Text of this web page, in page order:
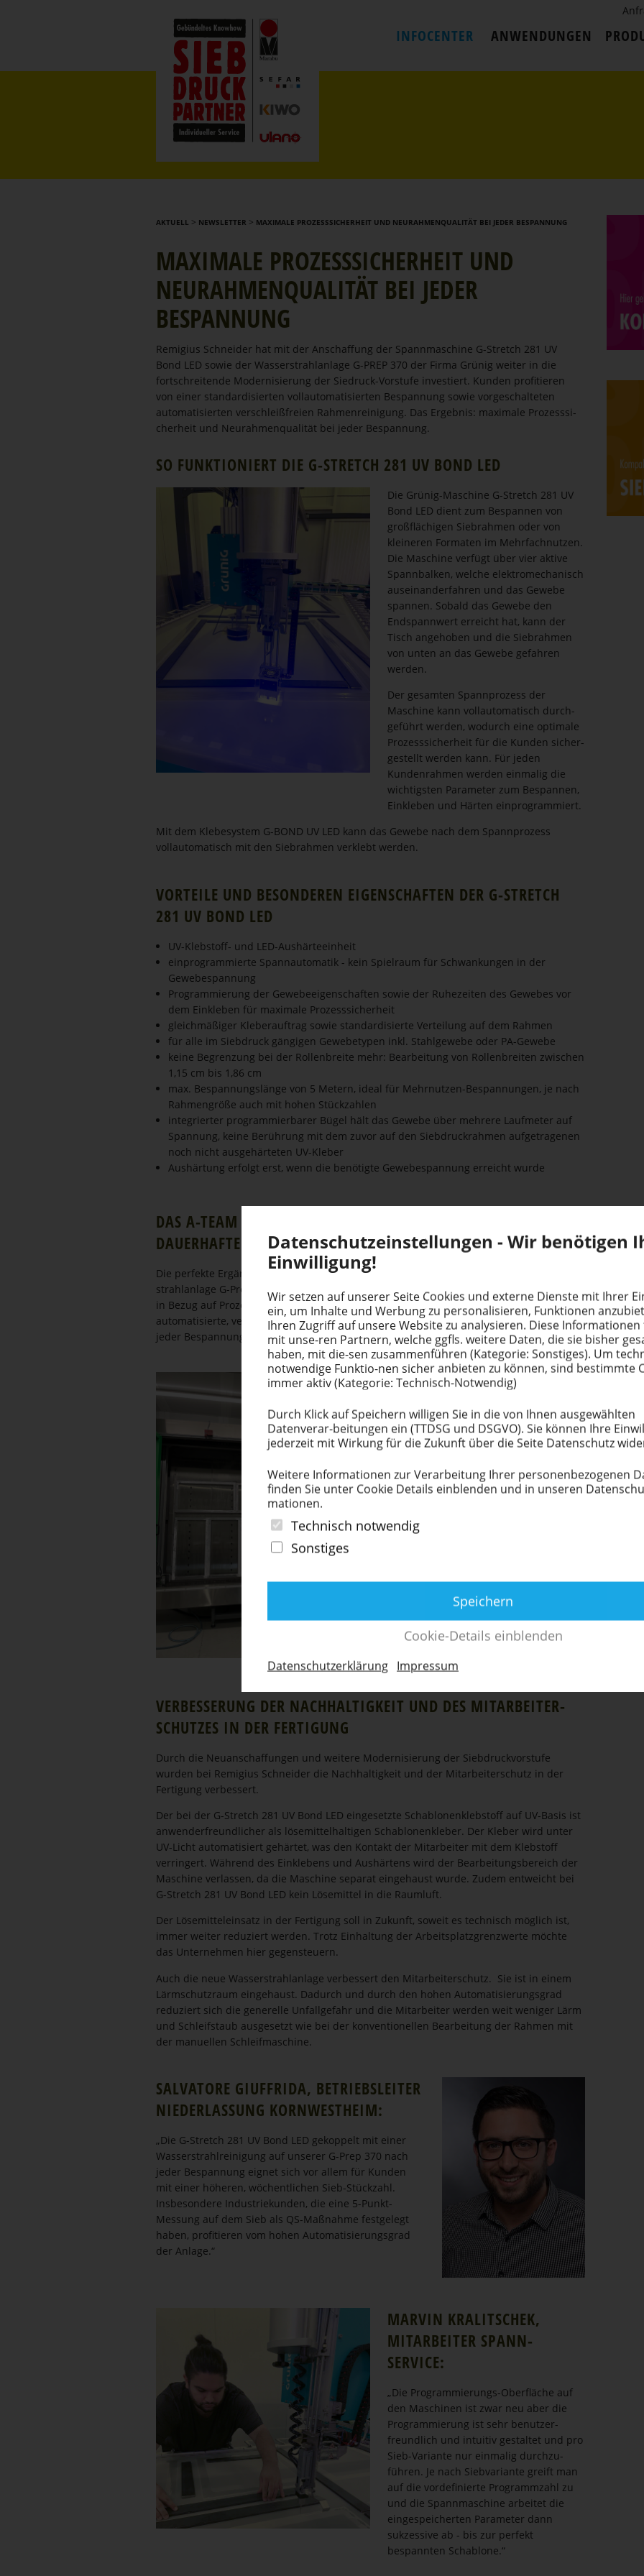
INFOCENTER ANWENDUNGEN
AKTUELL > NEWSLETTER > MAXIMALE PROZESSSICHERHEIT UND NEURAHMENQUALITÄT BEI JEDER BESPANNUNG
MAXIMALE PROZESS­SI­CHERHEIT UND
NEURAH­MEN­QUA­LITÄT BEI JEDER
BESPANNUNG
Remigius Schneider hat mit der Anschaffung der Spann­ma­schine G-Stretch 281 UV
Bond LED sowie der Wasser­strahl­anlage G-PREP 370 der Firma Grünig weiter in die
fortschrei­tende Moder­ni­sierung der Siedruck-Vorstufe investiert. Kunden profitieren
von einer standar­di­sierten vollau­to­ma­ti­sierten Bespannung sowie vorge­schal­teten
automa­ti­sierten verschleißfreien Rahmen­rei­nigung. Das Ergebnis: maximale Prozess­si­
cherheit und Neurah­men­qua­lität bei jeder Bespannung.
SO FUNKTIO­NIERT DIE G-STRETCH 281 UV BOND LED
Die Grünig-Maschine G-Stretch 281 UV
Bond LED dient zum Bespannen von
großflä­chigen Siebrahmen oder von
kleineren Formaten im Mehrfach­nutzen.
Die Maschine verfügt über vier aktive
Spannbalken, welche elektro­me­cha­nisch
ausein­an­der­fahren und das Gewebe
spannen. Sobald das Gewebe den
Endspannwert erreicht hat, kann der
Tisch angehoben und die Siebrahmen
von unten an das Gewebe gefahren
werden.
Der gesamten Spann­prozess der
Maschine kann vollau­to­ma­tisch durch­
ge­führt werden, wodurch eine optimale
Prozess­si­cherheit für die Kunden sicher­
ge­stellt werden kann. Für jeden
Kunden­rahmen werden einmalig die
wichtigsten Parameter zum Bespannen,
Einkleben und Härten einpro­gram­miert.
Mit dem Klebesystem G-BOND UV LED kann das Gewebe nach dem Spann­prozess
vollau­to­ma­tisch mit den Siebrahmen verklebt werden.
VORTEILE UND BESONDEREN EIGEN­SCHAFTEN DER G-STRETCH
281 UV BOND LED
UV-Klebstoff- und LED-Aushärteeinheit
einprogrammierte Spannautomatik - kein Spielraum für Schwankungen in der
Gewebespannung
Programmierung der Gewebeeigenschaften sowie der Ruhezeiten des Gewebes vor
dem Einkleben für maximale Prozesssicherheit
gleichmäßiger Kleberauftrag sowie standardisierte Verteilung auf dem Rahmen
für alle im Siebdruck gängigen Gewebetypen inkl. Stahlgewebe oder PA-Gewebe
keine Begrenzung bei der Rollenbreite mehr: Bearbeitung von Rollenbreiten zwischen
1,15 cm bis 1,86 cm
max. Bespannungslänge von 5 Metern, ideal für Mehrnutzen-Bespannungen, je nach
Rahmengröße auch mit hohen Stückzahlen
integrierter programmierbarer Bügel hält das Gewebe über mehrere Laufmeter auf
Spannung, keine Berührung mit dem zuvor auf den Siebdruckrahmen aufgetragenen
noch nicht ausgehärteten UV-Kleber
Aushärtung erfolgt erst, wenn die benötigte Gewebespannung erreicht wurde
DAS A-TEAM FÜR MAXIMALE PROZESS­SI­CHERHEIT UND
DAUERHAFTE NEURAH­MEN­QUA­LITÄT
Die perfekte Ergänzung zur Spann­ma­schine G-Stretch 281 UV Bond LED
strahl­anlage G-Prep 370. Die beiden Maschinen bilden ein inter­es­santes Komplett­paket
in Bezug auf Prozess­si­cherheit. Durch den gekoppelten Einsatz ist eine vorge­schaltete
automa­ti­sierte, verschleißfreie Rahmen­rei­nigung möglich, wodurch die Kunden mit
jeder Bespannung Neurah­men­qua­lität erhalten können.
Einmal neu gekaufte Siebdruck­rahmen
das bisher übliche Schleif­ver­fahren auf
die Klebe­ober­fläche beschädigt – das
Ergebnis: eine 100% standar­di­sierte und
Bei einer Bearbeitung mit der Schleif­
Stabilität des Aluminium-Rahmens
wird nur der Schablo­nen­kleber entfernt
und der Rahmen behält die Stabilität.
Das sorgt für eine durchgängig gleich­
mäßige Siebs­pannung auf dem
bespannten Rahmen sowie dauerhafte
Neurah­men­qua­lität.
VERBES­SERUNG DER NACHHAL­TIGKEIT UND DES MITAR­BEI­TER­
SCHUTZES IN DER FERTIGUNG
Durch die Neuan­schaf­fungen und weitere Moder­ni­sierung der Siebdruck­vor­stufe
wurden bei Remigius Schneider die Nachhal­tigkeit und der Mitar­bei­ter­schutz in der
Fertigung verbessert.
Der bei der G-Stretch 281 UV Bond LED eingesetzte Schablo­nen­kleb­stoff auf UV-Basis ist
anwen­der­freund­licher als lösemit­tel­hal­tigen Schablo­nen­kleber. Der Kleber wird unter
UV-Licht automa­ti­siert gehärtet, was den Kontakt der Mitarbeiter mit dem Klebstoff
verringert. Während des Einklebens und Aushärtens wird der Bearbei­tungs­be­reich der
Maschine verlassen, da die Maschine separat eingehaust wurde. Zudem entweicht bei
G-Stretch 281 UV Bond LED kein Lösemittel in die Raumluft.
Der Lösemit­tel­einsatz in der Fertigung soll in Zukunft, soweit es technisch möglich ist,
immer weiter reduziert werden. Trotz Einhaltung der Arbeits­platz­grenz­werte möchte
das Unternehmen hier gegen­steuern.
Auch die neue Wasser­strahl­anlage verbessert den Mitar­bei­ter­schutz. Sie ist in einem
Lärmschutzraum eingehaust. Dadurch und durch den hohen Automa­ti­sie­rungsgrad
reduziert sich die generelle Unfall­gefahr und die Mitarbeiter werden weit weniger Lärm
und Schleifstaub ausgesetzt wie bei der konven­tio­nellen Bearbeitung der Rahmen mit
der manuellen Schleif­ma­schine.
SALVATORE GIUFFRIDA, BETRIEBS­LEITER
NIEDER­LASSUNG KORNWESTHEIM:
„Die G-Stretch 281 UV Bond LED gekoppelt mit einer
Wasser­strahl­rei­nigung auf unserer G-Prep 370 nach
jeder Bespannung eignet sich vor allem für Kunden
mit einer höheren, wöchent­lichen Sieb-Stückzahl.
Insbe­sondere Indus­trie­kunden, die eine 5-Punkt-
Messung auf dem Sieb als QS-Maßnahme festgelegt
haben, profitieren vom hohen Automa­ti­sie­rungsgrad
der Anlage.“
MARVIN KRALITSCHEK,
MITARBEITER SPANN­
SERVICE:
„Die Program­mie­rungs-Oberfläche auf
den Maschinen ist zwar neu aber die
Program­mierung ist sehr benut­zer­
freundlich und intuitiv gestaltet und pro
Sieb-Variante nur einmalig durch­zu­
führen. Je nach Siebva­riante greift man
auf die vorde­fi­nierte Programmzahl zu
und die Spann­ma­schine arbeitet die
einge­spei­cherten Parameter dann
sukzessive ab - bis zur perfekt
bespannten Schablone.“
Daten­schutz­ein­stel­lungen - Wir benötigen
Einwil­ligung!
Wir setzen auf unserer Seite Cookies und externe Dienste mit Ihrer
ein, um Inhalte und Werbung zu perso­na­li­sieren, Funktionen
Ihren Zugriff auf unsere Website zu analysieren. Diese
mit unse-ren Partnern, welche ggfls. weitere Daten, die sie bisher
haben, mit die-sen zusam­men­führen (Kategorie: Sonstiges). Um
notwendige Funktio-nen sicher anbieten zu können, sind bestimmte
immer aktiv (Kategorie: Technisch-Notwendig)
Durch Klick auf Speichern willigen Sie in die von Ihnen ausge­wählten
Datenverar-beitungen ein (TTDSG und DSGVO). Sie können Ihre
jederzeit mit Wirkung für die Zukunft über die Seite Datenschutz
Weitere Infor­ma­tionen zur Verar­beitung Ihrer perso­nen­be­zo­genen
finden Sie unter Cookie Details einblenden und in unseren
ma­tionen.
Technisch notwendig
Sonstiges
Speichern
Cookie-Details einblenden
Daten­schut­z­er­klärung Impressum